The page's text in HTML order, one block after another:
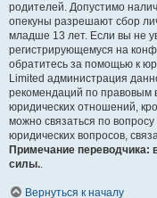
родителей. Допустимо
опекуны разрешают сбор
младше 13 лет. Если вы не
регистрирующемуся на
обратитесь за помощью к
Limited администрация
рекомендаций по правовым
юридических отношений,
можно связаться по
юридических вопросов,
Примечание переводчика:
силы..
Вернуться к началу